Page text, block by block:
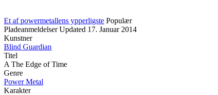
Et af powermetallens ypperligste Populær
Pladeanmeldelser Updated 17. Januar 2014
Kunstner
Blind Guardian
Titel
A The Edge of Time
Genre
Power Metal
Karakter